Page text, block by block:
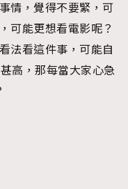
情，覺得不要緊，可
可能更想看電影呢？
法看這件事，可能自
高，那每當大家心急